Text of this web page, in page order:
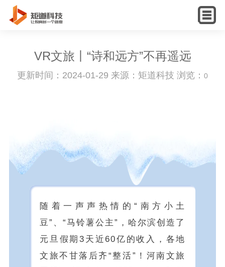
English
VR文旅丨“诗和远方”不再遥远
更新时间：2024-01-29 来源：矩道科技 浏览： 0
随着一声声热情的“南方小土
豆”、“马铃薯公主”，哈尔滨创造了
元旦假期3天近60亿的收入，各地
文旅不甘落后齐“整活”！河南文旅